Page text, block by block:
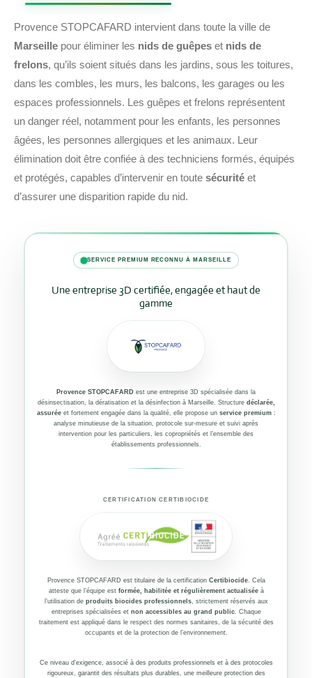
Provence STOPCAFARD intervient dans toute la ville de
Marseille pour éliminer les nids de guêpes et nids de
frelons, qu’ils soient situés dans les jardins, sous les toitures,
dans les combles, les murs, les balcons, les garages ou les
espaces professionnels. Les guêpes et frelons représentent
un danger réel, notamment pour les enfants, les personnes
âgées, les personnes allergiques et les animaux. Leur
élimination doit être confiée à des techniciens formés, équipés
et protégés, capables d’intervenir en toute sécurité et
d’assurer une disparition rapide du nid.
SERVICE PREMIUM RECONNU À MARSEILLE
Une entreprise 3D certifiée, engagée et haut de
gamme
Provence STOPCAFARD est une entreprise 3D spécialisée dans la
désinsectisation, la dératisation et la désinfection à Marseille. Structure déclarée,
assuréeet fortement engagée dans la qualité, elle propose un service premium:
analyse minutieuse de la situation, protocole sur-mesure et suivi après
intervention pour les particuliers, les copropriétés et l’ensemble des
établissements professionnels.
CERTIFICATION CERTIBIOCIDE
Provence STOPCAFARD est titulaire de la certification Certibiocide. Cela
atteste que l’équipe est formée, habilitée et régulièrement actualiséeà
l’utilisation de produits biocides professionnels, strictement réservés aux
entreprises spécialisées et non accessibles au grand public. Chaque
traitement est appliqué dans le respect des normes sanitaires, de la sécurité des
occupants et de la protection de l’environnement.
Ce niveau d’exigence, associé à des produits professionnels et à des protocoles
rigoureux, garantit des résultats plus durables, une meilleure protection des